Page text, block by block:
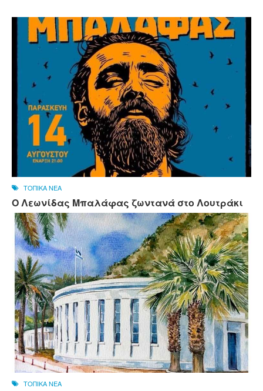
ΤΟΠΙΚΑ ΝΕΑ
Ο Λεωνίδας Μπαλάφας ζωντανά στο Λουτράκι
ΤΟΠΙΚΑ ΝΕΑ